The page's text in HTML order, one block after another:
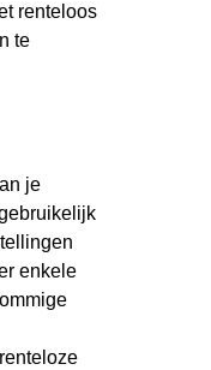
renteloos
te
je
enkele